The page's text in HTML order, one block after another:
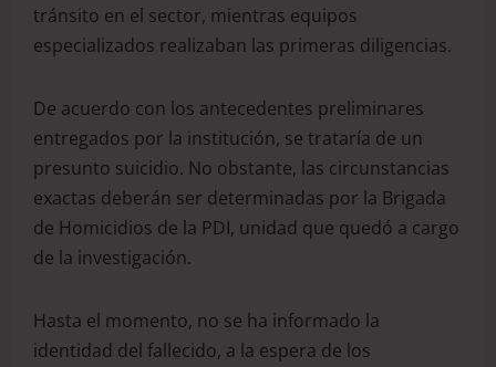
tránsito en el sector, mientras equipos
especializados realizaban las primeras diligencias.
De acuerdo con los antecedentes preliminares
entregados por la institución, se trataría de un
presunto suicidio. No obstante, las circunstancias
exactas deberán ser determinadas por la Brigada
de Homicidios de la PDI, unidad que quedó a cargo
de la investigación.
Hasta el momento, no se ha informado la
identidad del fallecido, a la espera de los